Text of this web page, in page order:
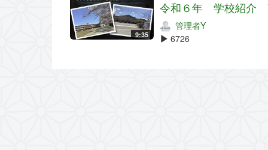
9:35
令和６年 学校紹介
管理者Y
6726